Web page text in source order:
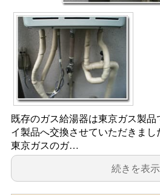
既存のガス給湯器は東京ガス製
イ製品へ交換させていただきまし
東京ガスのガ…
続きを表示